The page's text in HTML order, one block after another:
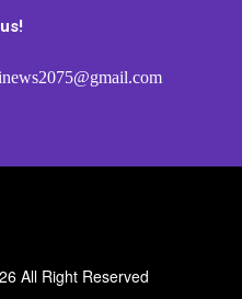
All Right Reserved